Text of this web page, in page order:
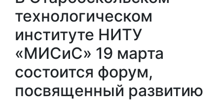
технологическом
институте НИТУ
«МИСиС» 19 марта
состоится форум,
посвященный развитию